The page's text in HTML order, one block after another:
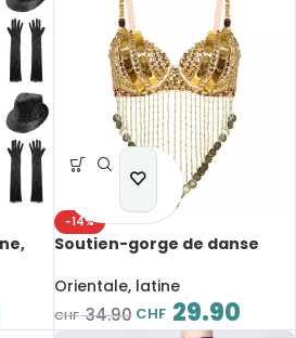
-14%
Soutien-gorge de danse
réglables, paillettes
brillantes, costume de
performance
Orientale, latine
CHF34.90 CHF 29.90